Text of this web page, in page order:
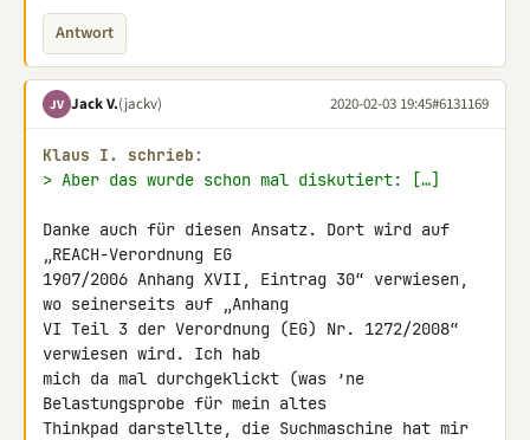
Antwort
JV Jack V.(jackv) 2020-02-03 19:45#6131169
Klaus I. schrieb:
> Aber das wurde schon mal diskutiert: […]
Danke auch für diesen Ansatz. Dort wird auf
„REACH-Verordnung EG
1907/2006 Anhang XVII, Eintrag 30“ verwiesen,
wo seinerseits auf „Anhang
VI Teil 3 der Verordnung (EG) Nr. 1272/2008“
verwiesen wird. Ich hab
mich da mal durchgeklickt (was ’ne
Belastungsprobe für mein altes
Thinkpad darstellte, die Suchmaschine hat mir